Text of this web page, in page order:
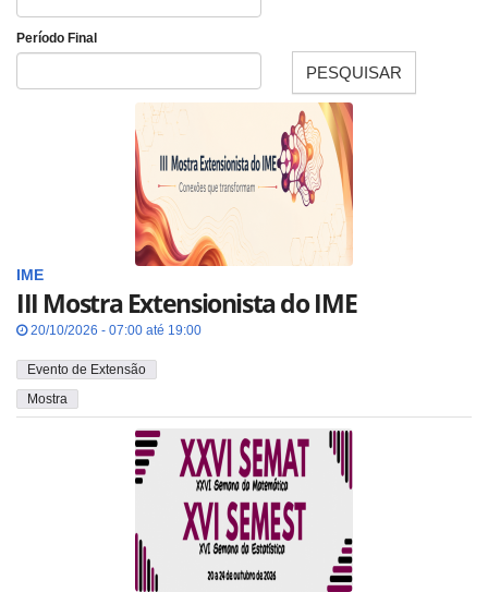
Período Final
PESQUISAR
IME
III Mostra Extensionista do IME
20/10/2026 - 07:00 até 19:00
Evento de Extensão
Mostra